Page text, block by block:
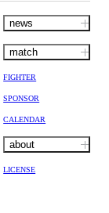
news
match
FIGHTER
SPONSOR
CALENDAR
about
LICENSE